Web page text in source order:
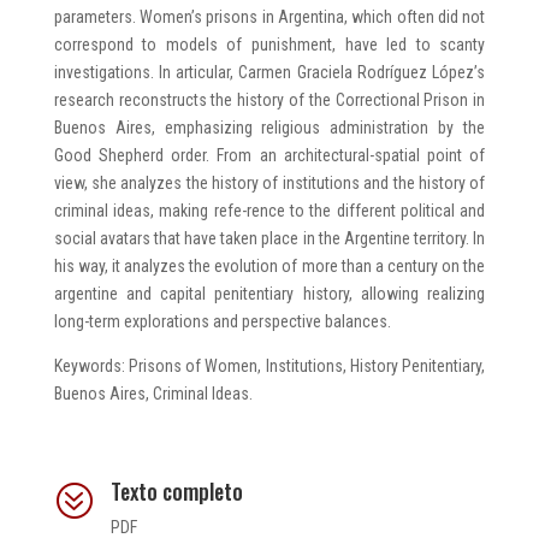
parameters. Women’s prisons in Argentina, which often did not
correspond to models of punishment, have led to scanty
investigations. In articular, Carmen Graciela Rodríguez López’s
research reconstructs the history of the Correctional Prison in
Buenos Aires, emphasizing religious administration by the
Good Shepherd order. From an architectural-spatial point of
view, she analyzes the history of institutions and the history of
criminal ideas, making refe-rence to the different political and
social avatars that have taken place in the Argentine territory. In
his way, it analyzes the evolution of more than a century on the
argentine and capital penitentiary history, allowing realizing
long-term explorations and perspective balances.
Keywords: Prisons of Women, Institutions, History Penitentiary,
Buenos Aires, Criminal Ideas.
? Texto completo
PDF